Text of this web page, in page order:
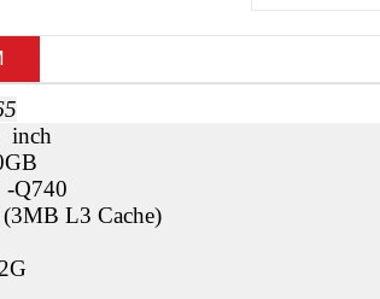
inch
-Q740
L3 Cache)